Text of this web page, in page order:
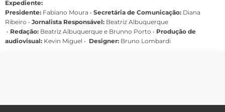
Expediente:
Presidente: Fabiano Moura • Secretária de Comunicação: Diana
Ribeiro • Jornalista Responsável: Beatriz Albuquerque
• Redação: Beatriz Albuquerque e Brunno Porto • Produção de
audiovisual: Kevin Miguel • Designer: Bruno Lombardi